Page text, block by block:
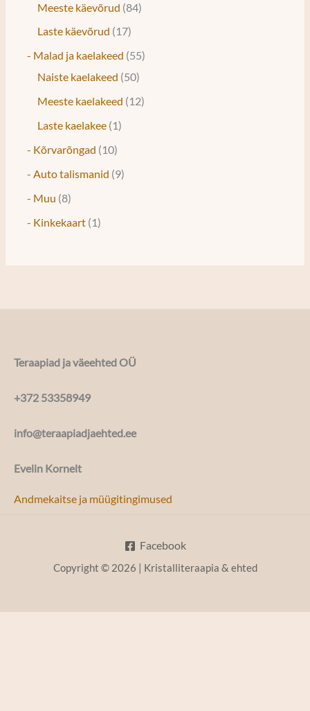
Meeste käevõrud 84
Laste käevõrud
17
- Malad ja kaelakeed 55
Naiste kaelakeed 50
Meeste kaelakeed
12
Laste kaelakee 1
- Kõrvarõngad
10
- Auto talismanid 9
- Muu 8
- Kinkekaart 1
Teraapiad ja väeehted OÜ
+372 53358949
info@teraapiadjaehted.ee
Evelin Kornelt
Andmekaitse ja müügitingimused
Facebook
Copyright © 2026 | Kristalliteraapia & ehted